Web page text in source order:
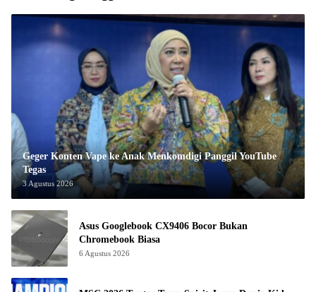
Geger Konten Vape ke Anak Menkomdigi Panggil YouTube
Tegas
3 Agustus 2026
Asus Googlebook CX9406 Bocor Bukan
Chromebook Biasa
6 Agustus 2026